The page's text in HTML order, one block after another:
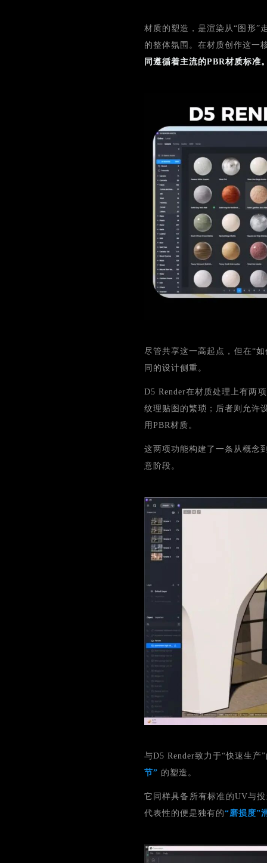
材质的塑造，是渲染从“图形”
的整体氛围。在材质创作这一
同遵循着主流的PBR材质标准
尽管共享这一高起点，但在“
同的设计侧重。
D5 Render在材质处理上有两
纹理贴图的繁琐；后者则允许
用PBR材质。
这两项功能构建了一条从概念
意阶段。
与D5 Render致力于“快速生
节” 的塑造。
它同样具备所有标准的UV与
代表性的便是独有的“磨损度”